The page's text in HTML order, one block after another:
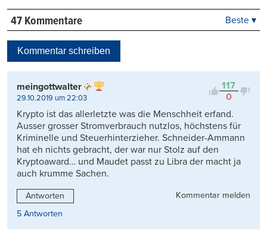
47 Kommentare
Kontrovers
Beste ▾
Kommentar schreiben
117
0
meingottwalter
29.10.2019 um 22:03
Krypto ist das allerletzte was die Menschheit erfand.
Ausser grosser Stromverbrauch nutzlos, höchstens für
Kriminelle und Steuerhinterzieher. Schneider-Ammann
hat eh nichts gebracht, der war nur Stolz auf den
Kryptoaward… und Maudet passt zu Libra der macht ja
auch krumme Sachen.
Antworten
Kommentar melden
5 Antworten